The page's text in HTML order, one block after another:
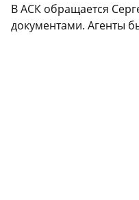
В АСК обращается
документами. Агенты